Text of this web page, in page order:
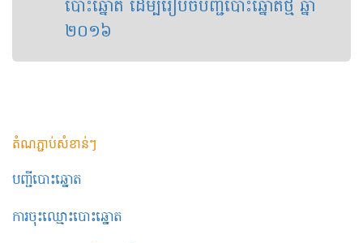
បោះឆ្នោត​​​ ដើម្បី​រៀបចំបញ្ជី​បោះឆ្នោត​ថ្មី ឆ្នាំ​​
២០១៦
តំណភ្ជាប់សំខាន់ៗ
បញ្ជីបោះឆ្នោត
ការចុះឈ្មោះបោះឆ្នោត